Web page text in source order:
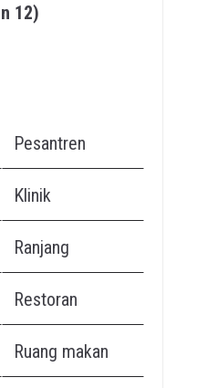
12)
Pesantren
Klinik
Ranjang
Restoran
Ruang makan